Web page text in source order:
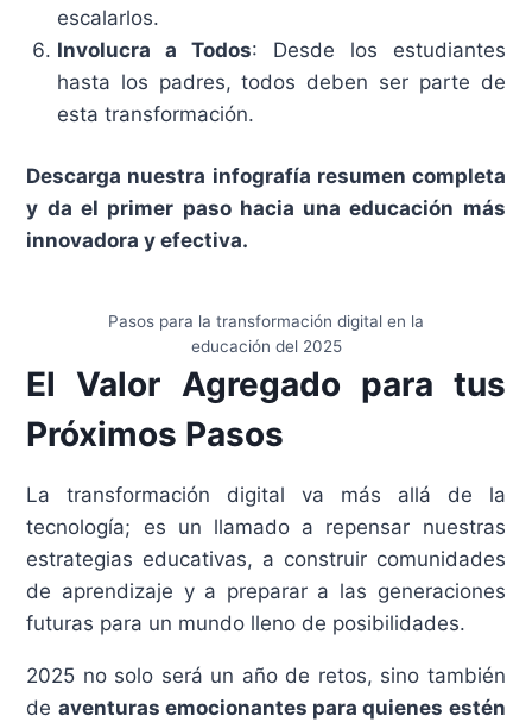
escalarlos.
Involucra a Todos: Desde los estudiantes
hasta los padres, todos deben ser parte de
esta transformación.
Descarga nuestra infografía resumen completa
y da el primer paso hacia una educación más
innovadora y efectiva.
Pasos para la transformación digital en la
educación del 2025
El Valor Agregado para tus
Próximos Pasos
La transformación digital va más allá de la
tecnología; es un llamado a repensar nuestras
estrategias educativas, a construir comunidades
de aprendizaje y a preparar a las generaciones
futuras para un mundo lleno de posibilidades.
2025 no solo será un año de retos, sino también
de aventuras emocionantes para quienes estén